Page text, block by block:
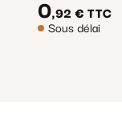
0,92 € TTC
Sous délai